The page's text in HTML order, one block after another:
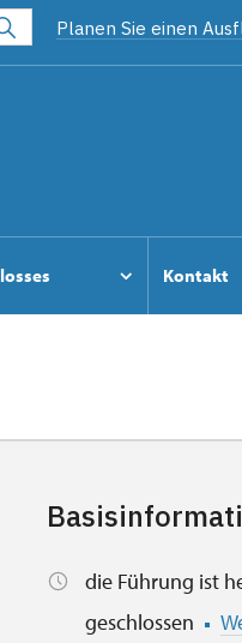
Planen Sie einen
Kontakt
die Führung ist
geschlossen